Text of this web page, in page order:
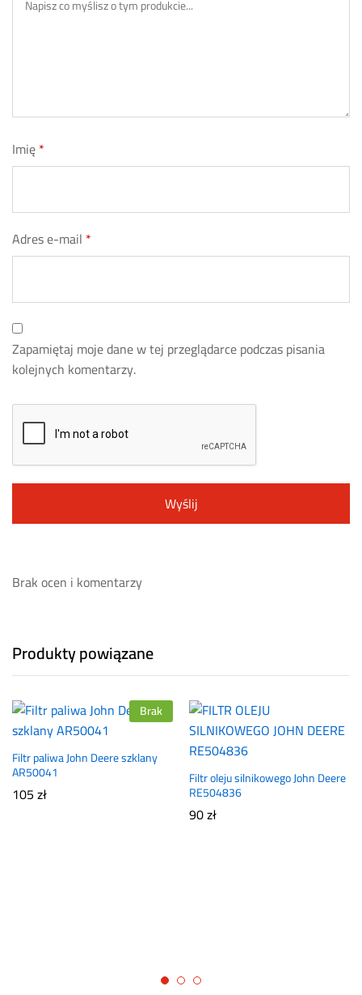
Imię*
Adres e-mail *
Zapamiętaj moje dane w tej przeglądarce podczas pisania
kolejnych komentarzy.
Brak ocen i komentarzy
Produkty powiązane
Brak
Filtr paliwa John Deere szklany
AR50041
105zł
Filtr oleju silnikowego John Deere
RE504836
90zł